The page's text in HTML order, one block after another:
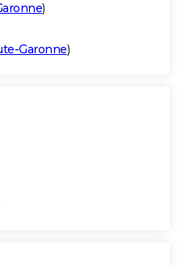
)
Garonne)